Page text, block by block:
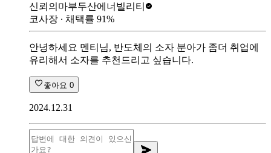
신뢰의마부두산에너빌리티
코사장 ∙ 채택률 91%
안녕하세요 멘티님, 반도체의 소자 분아가 좀더 취업에
유리해서 소자를 추천드리고 싶습니다.
좋아요 0
2024.12.31